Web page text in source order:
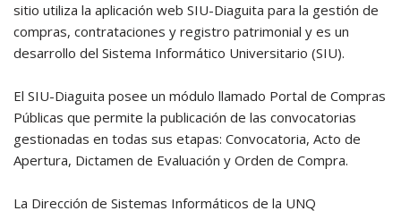
sitio utiliza la aplicación web SIU-Diaguita para la gestión de
compras, contrataciones y registro patrimonial y es un
desarrollo del Sistema Informático Universitario (SIU).
El SIU-Diaguita posee un módulo llamado Portal de Compras
Públicas que permite la publicación de las convocatorias
gestionadas en todas sus etapas: Convocatoria, Acto de
Apertura, Dictamen de Evaluación y Orden de Compra.
La Dirección de Sistemas Informáticos de la UNQ